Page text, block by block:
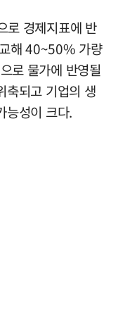
로 경제지표에 반
해 40~50% 가량
로 물가에 반영될
축되고 기업의 생
능성이 크다.